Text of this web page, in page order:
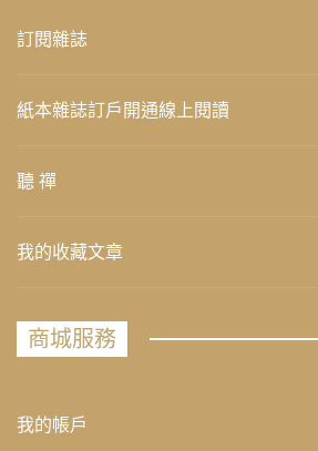
訂閱雜誌
紙本雜誌訂戶開通線上閱讀
聽 禪
我的收藏文章
商城服務
我的帳戶